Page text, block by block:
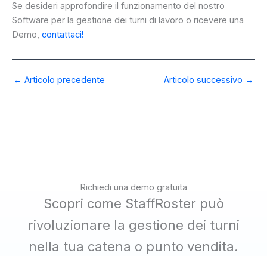
Se desideri approfondire il funzionamento del nostro
Software per la gestione dei turni di lavoro o ricevere una
Demo, contattaci!
← Articolo precedente Articolo successivo →
Richiedi una demo gratuita
Scopri come StaffRoster può
rivoluzionare la gestione dei turni
nella tua catena o punto vendita.